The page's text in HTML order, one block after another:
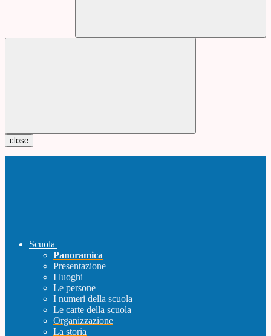
close
Scuola
Panoramica
Presentazione
I luoghi
Le persone
I numeri della scuola
Le carte della scuola
Organizzazione
La storia